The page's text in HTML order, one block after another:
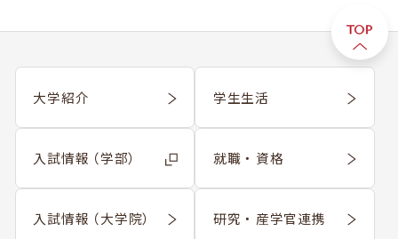
大学紹介
入試情報 （学部）
入試情報 （大学院）
学生生活
就職 ・ 資格
研究 ・ 産学官連携